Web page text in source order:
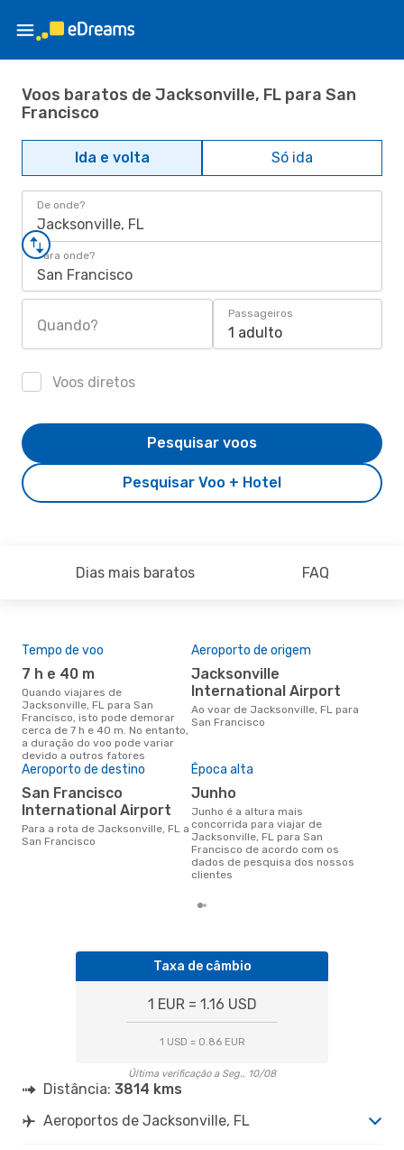
Voos baratos de Jacksonville, FL para San
Francisco
Ida e volta Só ida
De onde?
Jacksonville, FL
Para onde?
San Francisco
Quando?
Passageiros
1 adulto
Voos diretos
Pesquisar Voo + Hotel
Pesquisar voos
Dias mais baratos FAQ
Tempo de voo
7 h e 40 m
Quando viajares de
Jacksonville, FL para San
Francisco, isto pode demorar
cerca de 7 h e 40 m. No entanto,
a duração do voo pode variar
devido a outros fatores
Aeroporto de origem
Jacksonville
International Airport
Ao voar de Jacksonville, FL para
San Francisco
Aeroporto de destino
San Francisco
International Airport
Para a rota de Jacksonville, FL a
San Francisco
Época alta
junho
junho é a altura mais
concorrida para viajar de
Jacksonville, FL para San
Francisco de acordo com os
dados de pesquisa dos nossos
clientes
Taxa de câmbio
1 EUR = 1.16 USD
1 USD = 0.86 EUR
Última verificação a Seg., 10/08
Distância: 3814 kms
Aeroportos de Jacksonville, FL